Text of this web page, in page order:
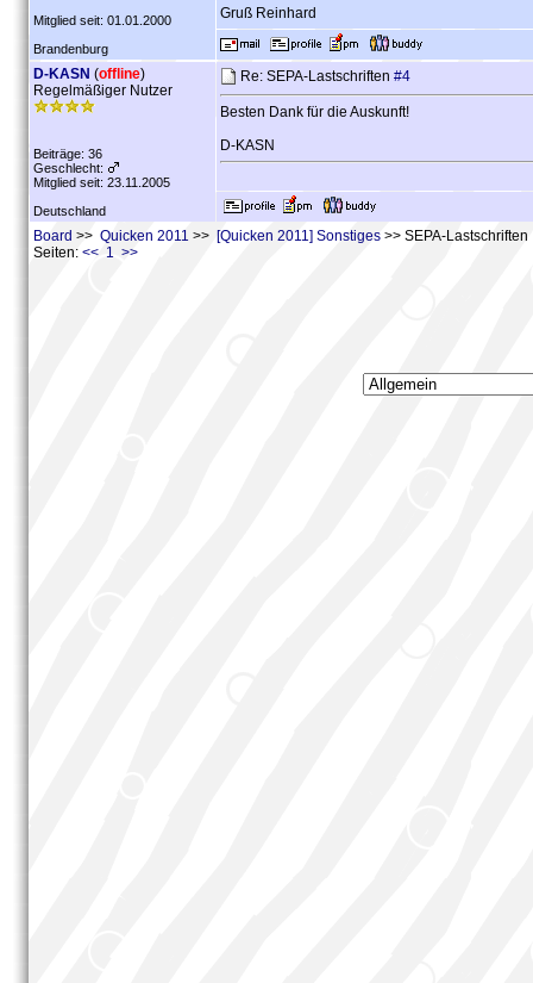
Mitglied seit: 01.01.2000
Brandenburg
Gruß Reinhard
D-KASN (offline)
Regelmäßiger Nutzer
Beiträge: 36
Geschlecht:
Mitglied seit: 23.11.2005
Deutschland
Re: SEPA-Lastschriften #4
Besten Dank für die Auskunft!
D-KASN
Board >> Quicken 2011 >> [Quicken 2011] Sonstiges >> SEPA-Lastschriften
Seiten: << 1 >>